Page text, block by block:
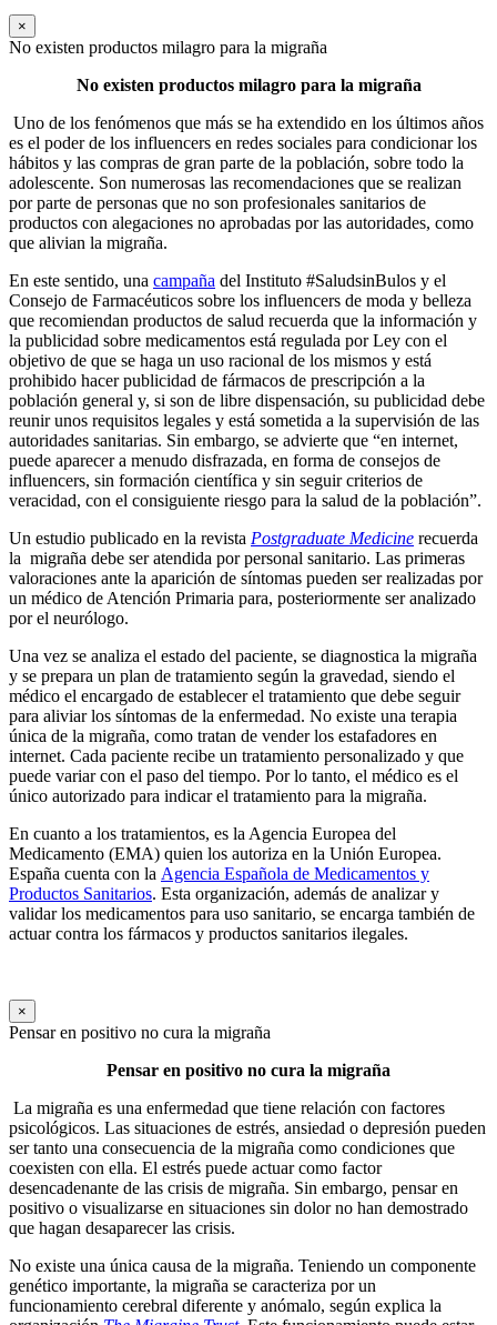
×
No existen productos milagro para la migraña
No existen productos milagro para la migraña
Uno de los fenómenos que más se ha extendido en los últimos años
es el poder de los influencers en redes sociales para condicionar los
hábitos y las compras de gran parte de la población, sobre todo la
adolescente. Son numerosas las recomendaciones que se realizan
por parte de personas que no son profesionales sanitarios de
productos con alegaciones no aprobadas por las autoridades, como
que alivian la migraña.
En este sentido, una campaña del Instituto #SaludsinBulos y el
Consejo de Farmacéuticos sobre los influencers de moda y belleza
que recomiendan productos de salud recuerda que la información y
la publicidad sobre medicamentos está regulada por Ley con el
objetivo de que se haga un uso racional de los mismos y está
prohibido hacer publicidad de fármacos de prescripción a la
población general y, si son de libre dispensación, su publicidad debe
reunir unos requisitos legales y está sometida a la supervisión de las
autoridades sanitarias. Sin embargo, se advierte que “en internet,
puede aparecer a menudo disfrazada, en forma de consejos de
influencers, sin formación científica y sin seguir criterios de
veracidad, con el consiguiente riesgo para la salud de la población”.
Un estudio publicado en la revista Postgraduate Medicine recuerda
la migraña debe ser atendida por personal sanitario. Las primeras
valoraciones ante la aparición de síntomas pueden ser realizadas por
un médico de Atención Primaria para, posteriormente ser analizado
por el neurólogo.
Una vez se analiza el estado del paciente, se diagnostica la migraña
y se prepara un plan de tratamiento según la gravedad, siendo el
médico el encargado de establecer el tratamiento que debe seguir
para aliviar los síntomas de la enfermedad. No existe una terapia
única de la migraña, como tratan de vender los estafadores en
internet. Cada paciente recibe un tratamiento personalizado y que
puede variar con el paso del tiempo. Por lo tanto, el médico es el
único autorizado para indicar el tratamiento para la migraña.
En cuanto a los tratamientos, es la Agencia Europea del
Medicamento (EMA) quien los autoriza en la Unión Europea.
España cuenta con la Agencia Española de Medicamentos y
Productos Sanitarios. Esta organización, además de analizar y
validar los medicamentos para uso sanitario, se encarga también de
actuar contra los fármacos y productos sanitarios ilegales.
×
Pensar en positivo no cura la migraña
Pensar en positivo no cura la migraña
La migraña es una enfermedad que tiene relación con factores
psicológicos. Las situaciones de estrés, ansiedad o depresión pueden
ser tanto una consecuencia de la migraña como condiciones que
coexisten con ella. El estrés puede actuar como factor
desencadenante de las crisis de migraña. Sin embargo, pensar en
positivo o visualizarse en situaciones sin dolor no han demostrado
que hagan desaparecer las crisis.
No existe una única causa de la migraña. Teniendo un componente
genético importante, la migraña se caracteriza por un
funcionamiento cerebral diferente y anómalo, según explica la